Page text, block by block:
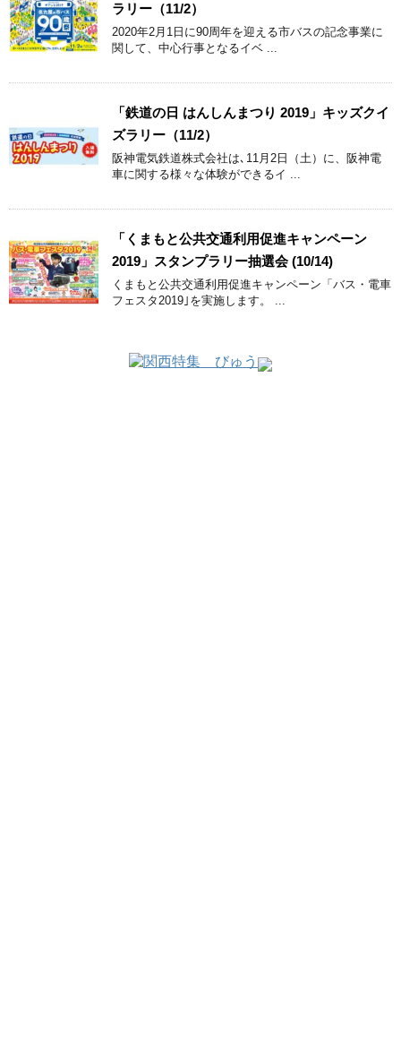
ラリー（11/2）
2020年2月1日に90周年を迎える市バスの記念事業に
関して、中心行事となるイベ ...
「鉄道の日 はんしんまつり 2019」キッズクイ
ズラリー（11/2）
阪神電気鉄道株式会社は､11月2日（土）に、阪神電
車に関する様々な体験ができるイ ...
「くまもと公共交通利用促進キャンペーン
2019」スタンプラリー抽選会 (10/14)
くまもと公共交通利用促進キャンペーン「バス・電車
フェスタ2019｣を実施します。 ...